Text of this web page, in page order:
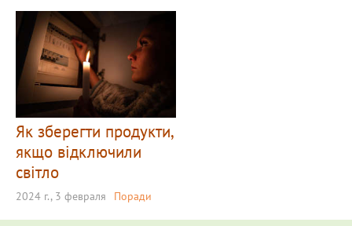
Як зберегти продукти,
якщо відключили
світло
2024 г., 3 февраля Поради